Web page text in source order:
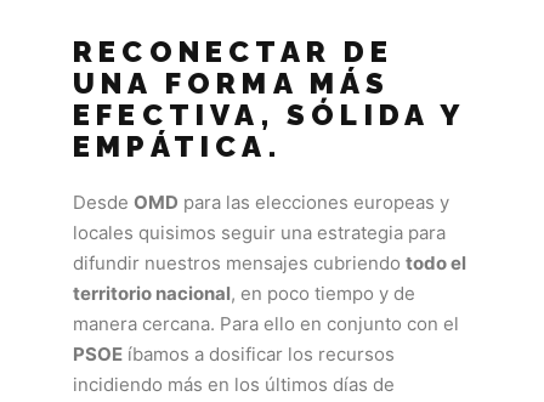
RECONECTAR DE
UNA FORMA MÁS
EFECTIVA, SÓLIDA Y
EMPÁTICA.
Desde OMD para las elecciones europeas y
locales quisimos seguir una estrategia para
difundir nuestros mensajes cubriendo todo el
territorio nacional, en poco tiempo y de
manera cercana. Para ello en conjunto con el
PSOE íbamos a dosificar los recursos
incidiendo más en los últimos días de